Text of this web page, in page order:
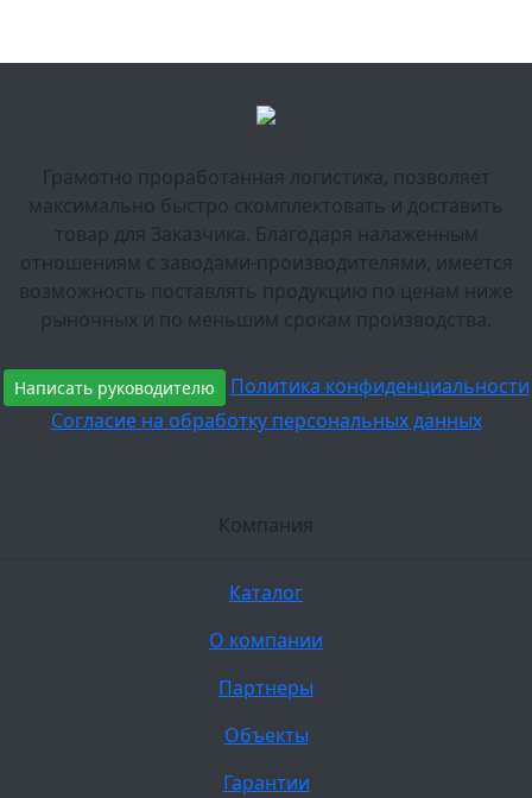
Грамотно проработанная логистика, позволяет
максимально быстро скомплектовать и доставить
товар для Заказчика. Благодаря налаженным
отношениям с заводами-производителями, имеется
возможность поставлять продукцию по ценам ниже
рыночных и по меньшим срокам производства.
Написать руководителю
Политика конфиденциальности
Согласие на обработку персональных данных
Компания
Каталог
О компании
Партнеры
Объекты
Гарантии